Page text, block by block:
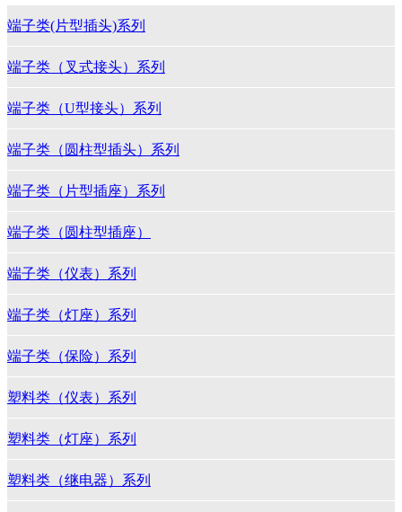
端子类(片型插头)系列
端子类（叉式接头）系列
端子类（U型接头）系列
端子类（圆柱型插头）系列
端子类（片型插座）系列
端子类（圆柱型插座）
端子类（仪表）系列
端子类（灯座）系列
端子类（保险）系列
塑料类（仪表）系列
塑料类（灯座）系列
塑料类（继电器）系列